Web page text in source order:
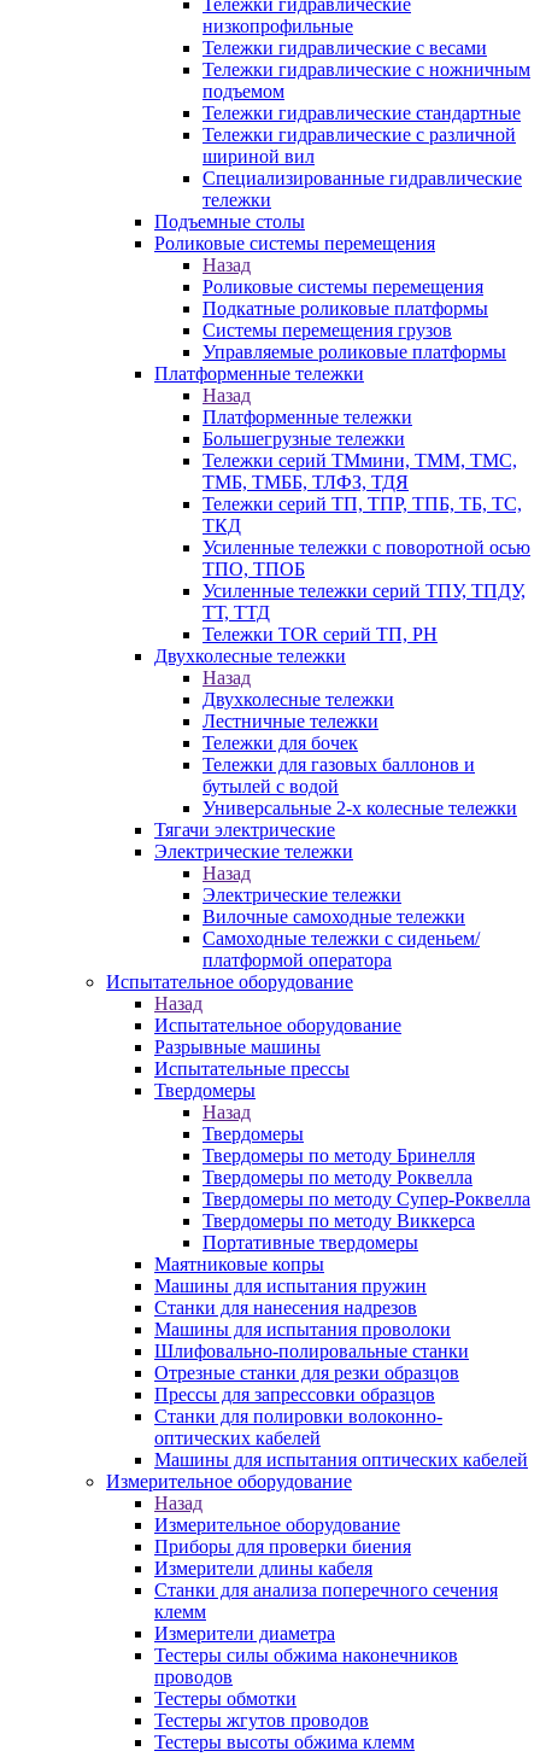
Тележки гидравлические
низкопрофильные
Тележки гидравлические с весами
Тележки гидравлические с ножничным
подъемом
Тележки гидравлические стандартные
Тележки гидравлические с различной
шириной вил
Специализированные гидравлические
тележки
Подъемные столы
Роликовые системы перемещения
Назад
Роликовые системы перемещения
Подкатные роликовые платформы
Системы перемещения грузов
Управляемые роликовые платформы
Платформенные тележки
Назад
Платформенные тележки
Большегрузные тележки
Тележки серий ТМмини, ТММ, ТМС,
ТМБ, ТМББ, ТЛФЗ, ТДЯ
Тележки серий ТП, ТПР, ТПБ, ТБ, ТС,
ТКД
Усиленные тележки с поворотной осью
ТПО, ТПОБ
Усиленные тележки серий ТПУ, ТПДУ,
ТТ, ТТД
Тележки TOR серий ТП, PH
Двухколесные тележки
Назад
Двухколесные тележки
Лестничные тележки
Тележки для бочек
Тележки для газовых баллонов и
бутылей с водой
Универсальные 2-х колесные тележки
Тягачи электрические
Электрические тележки
Назад
Электрические тележки
Вилочные самоходные тележки
Самоходные тележки с сиденьем/
платформой оператора
Испытательное оборудование
Назад
Испытательное оборудование
Разрывные машины
Испытательные прессы
Твердомеры
Назад
Твердомеры
Твердомеры по методу Бринелля
Твердомеры по методу Роквелла
Твердомеры по методу Супер-Роквелла
Твердомеры по методу Виккерса
Портативные твердомеры
Маятниковые копры
Машины для испытания пружин
Станки для нанесения надрезов
Машины для испытания проволоки
Шлифовально-полировальные станки
Отрезные станки для резки образцов
Прессы для запрессовки образцов
Станки для полировки волоконно-
оптических кабелей
Машины для испытания оптических кабелей
Измерительное оборудование
Назад
Измерительное оборудование
Приборы для проверки биения
Измерители длины кабеля
Станки для анализа поперечного сечения
клемм
Измерители диаметра
Тестеры силы обжима наконечников
проводов
Тестеры обмотки
Тестеры жгутов проводов
Тестеры высоты обжима клемм